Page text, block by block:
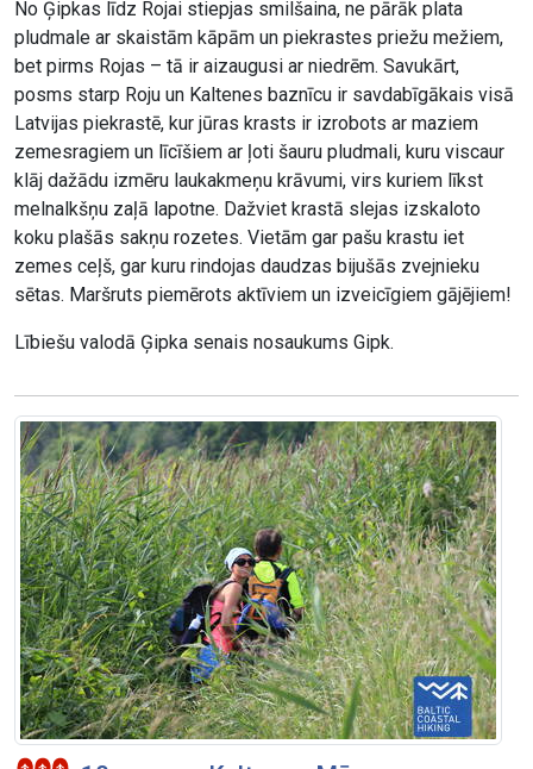
No Ģipkas līdz Rojai stiepjas smilšaina, ne pārāk plata
pludmale ar skaistām kāpām un piekrastes priežu mežiem,
bet pirms Rojas – tā ir aizaugusi ar niedrēm. Savukārt,
posms starp Roju un Kaltenes baznīcu ir savdabīgākais visā
Latvijas piekrastē, kur jūras krasts ir izrobots ar maziem
zemesragiem un līcīšiem ar ļoti šauru pludmali, kuru viscaur
klāj dažādu izmēru laukakmeņu krāvumi, virs kuriem līkst
melnalkšņu zaļā lapotne. Dažviet krastā slejas izskaloto
koku plašās sakņu rozetes. Vietām gar pašu krastu iet
zemes ceļš, gar kuru rindojas daudzas bijušās zvejnieku
sētas. Maršruts piemērots aktīviem un izveicīgiem gājējiem!
Lībiešu valodā Ģipka senais nosaukums Gipk.